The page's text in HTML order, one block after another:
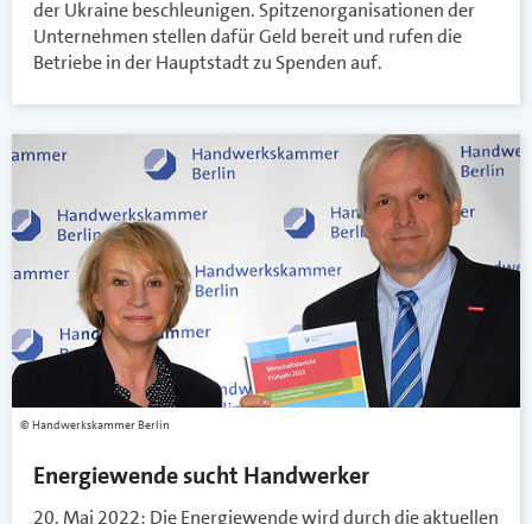
der Ukraine beschleunigen. Spitzenorganisationen der
Unternehmen stellen dafür Geld bereit und rufen die
Betriebe in der Hauptstadt zu Spenden auf.
Handwerkskammer Berlin
Energiewende sucht Handwerker
20. Mai 2022: Die Energiewende wird durch die aktuellen